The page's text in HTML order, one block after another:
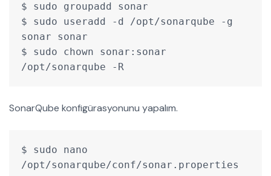
$ sudo groupadd sonar
$ sudo useradd -d /opt/sonarqube -g
sonar sonar
$ sudo chown sonar:sonar
/opt/sonarqube -R
SonarQube konfigürasyonunu yapalım.
$ sudo nano
/opt/sonarqube/conf/sonar.properties